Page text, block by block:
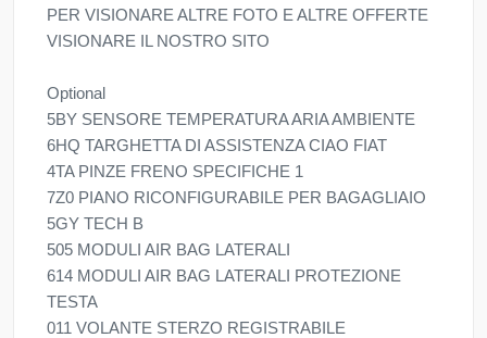
PER VISIONARE ALTRE FOTO E ALTRE OFFERTE
VISIONARE IL NOSTRO SITO
Optional
5BY SENSORE TEMPERATURA ARIA AMBIENTE
6HQ TARGHETTA DI ASSISTENZA CIAO FIAT
4TA PINZE FRENO SPECIFICHE 1
7Z0 PIANO RICONFIGURABILE PER BAGAGLIAIO
5GY TECH B
505 MODULI AIR BAG LATERALI
614 MODULI AIR BAG LATERALI PROTEZIONE
TESTA
011 VOLANTE STERZO REGISTRABILE